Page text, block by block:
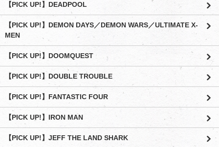
【PICK UP!】DEADPOOL
【PICK UP!】DEMON DAYS／DEMON WARS／ULTIMATE X-
MEN
【PICK UP!】DOOMQUEST
【PICK UP!】DOUBLE TROUBLE
【PICK UP!】FANTASTIC FOUR
【PICK UP!】IRON MAN
【PICK UP!】JEFF THE LAND SHARK